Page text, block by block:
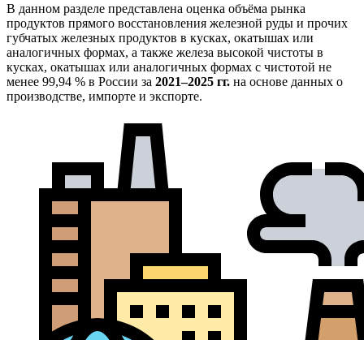
В данном разделе представлена оценка объёма рынка
продуктов прямого восстановления железной руды и прочих
губчатых железных продуктов в кусках, окатышах или
аналогичных формах, а также железа высокой чистоты в
кусках, окатышах или аналогичных формах с чистотой не
менее 99,94 % в России за 2021–2025 гг. на основе данных о
производстве, импорте и экспорте.